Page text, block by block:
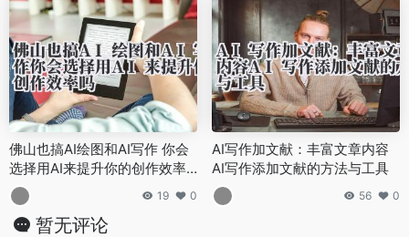
佛山也搞AI绘图和AI写作 你会
选择用AI来提升你的创作效率
吗
19 0
AI写作加文献：丰富文章内容
AI写作添加文献的方法与工具
56 0
暂无评论